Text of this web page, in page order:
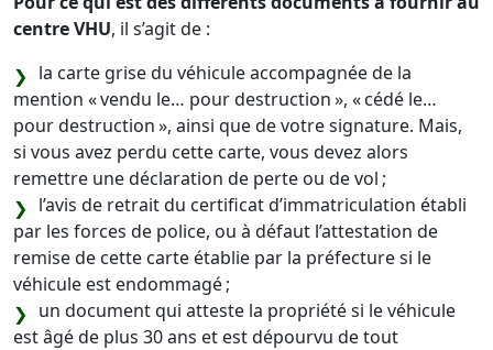
centre VHU, il s’agit de :
la carte grise du véhicule accompagnée de la
mention « vendu le… pour destruction », « cédé le…
pour destruction », ainsi que de votre signature. Mais,
si vous avez perdu cette carte, vous devez alors
remettre une déclaration de perte ou de vol ;
l’avis de retrait du certificat d’immatriculation établi
par les forces de police, ou à défaut l’attestation de
remise de cette carte établie par la préfecture si le
véhicule est endommagé ;
un document qui atteste la propriété si le véhicule
est âgé de plus 30 ans et est dépourvu de tout